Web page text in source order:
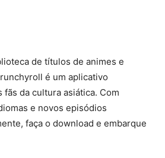
de títulos de animes e
é um aplicativo
fãs da cultura asiática. Com
e novos episódios
faça o download e embarque